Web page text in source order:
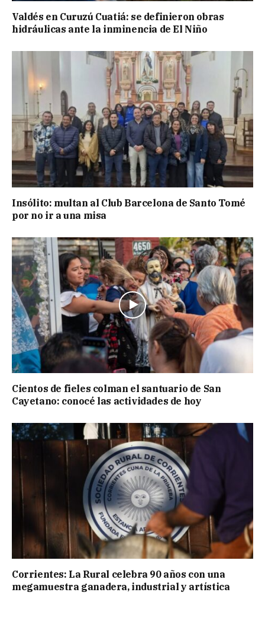
Valdés en Curuzú Cuatiá: se definieron obras
hidráulicas ante la inminencia de El Niño
Insólito: multan al Club Barcelona de Santo Tomé
por no ir a una misa
Cientos de fieles colman el santuario de San
Cayetano: conocé las actividades de hoy
Corrientes: La Rural celebra 90 años con una
megamuestra ganadera, industrial y artística